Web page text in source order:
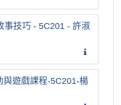
事技巧 - 5C201 - 許淑
與遊戲課程-5C201-楊